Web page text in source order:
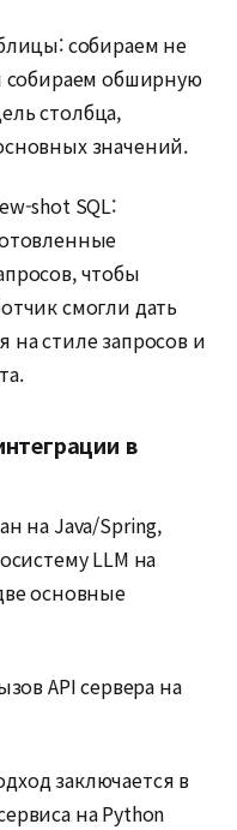
собираем не
собираем обширную
столбца,
значений.
shot SQL:
чтобы
смогли дать
на стиле запросов и
в
на Java/Spring,
LLM на
основные
API сервера на
заключается в
на Python